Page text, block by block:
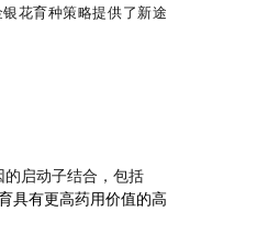
花育种策略提供了新途
的启动子结合，包括
具有更高药用价值的高